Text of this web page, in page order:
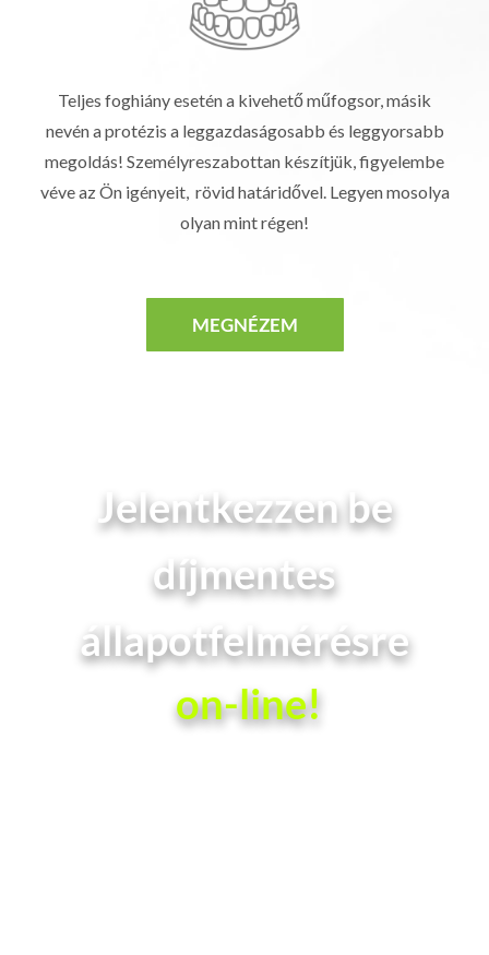
Teljes foghiány esetén a kivehető műfogsor, másik
nevén a protézis a leggazdaságosabb és leggyorsabb
megoldás! Személyreszabottan készítjük, figyelembe
véve az Ön igényeit, rövid határidővel. Legyen mosolya
olyan mint régen!
MEGNÉZEM
Jelentkezzen be
díjmentes
állapotfelmérésre
on-line!